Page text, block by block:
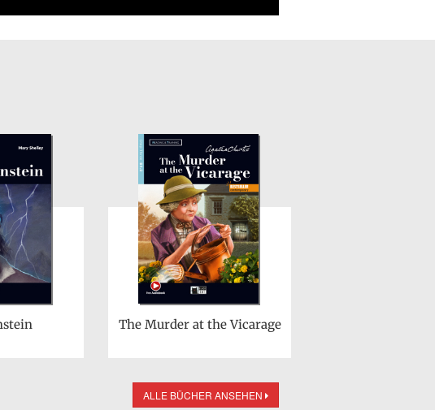
The Murder at the Vicarage
ALLE BÜCHER ANSEHEN